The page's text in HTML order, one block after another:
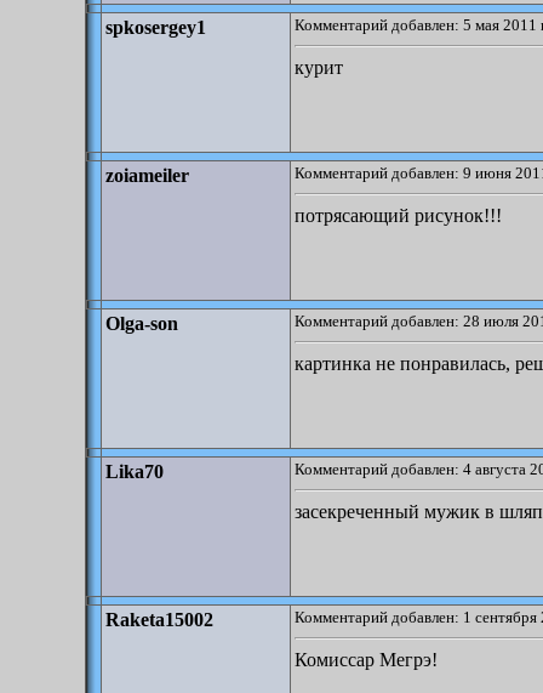
spkosergey1 Комментарий добавлен: 5 мая 2011
курит
zoiameiler Комментарий добавлен: 9 июня
потрясающий рисунок!!!
Olga-son Комментарий добавлен: 28 июля
картинка не понравилась,
Lika70 Комментарий добавлен: 4 августа
засекреченный мужик в
Raketa15002 Комментарий добавлен: 1
Комиссар Мегрэ!